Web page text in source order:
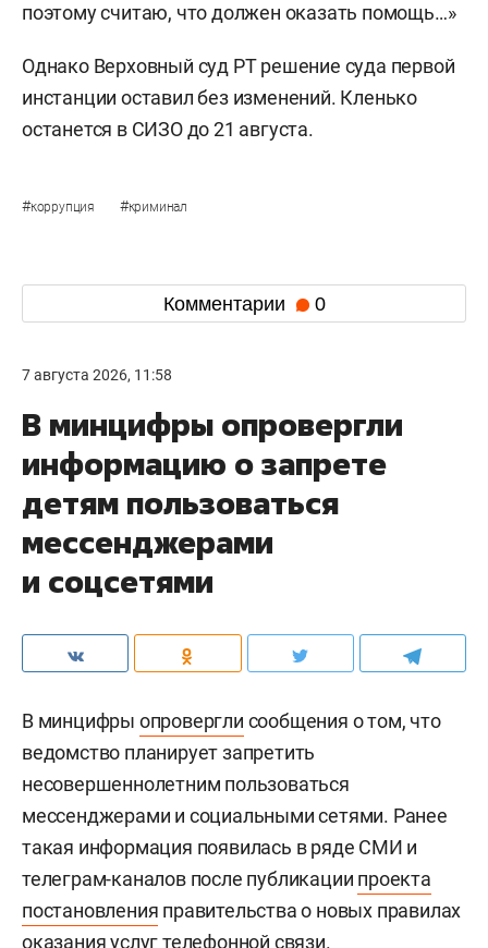
поэтому считаю, что должен оказать помощь…»
Однако Верховный суд РТ решение суда первой
инстанции оставил без изменений. Кленько
останется в СИЗО до 21 августа.
#коррупция #криминал
Комментарии 0
7 августа 2026, 11:58
В минцифры опровергли
информацию о запрете
детям пользоваться
мессенджерами
и соцсетями
В минцифры опровергли сообщения о том, что
ведомство планирует запретить
несовершеннолетним пользоваться
мессенджерами и социальными сетями. Ранее
такая информация появилась в ряде СМИ и
телеграм-каналов после публикации проекта
постановления правительства о новых правилах
оказания услуг телефонной связи.